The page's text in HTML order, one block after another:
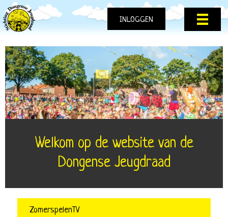
INLOGGEN
Welkom op de website van de
Dongense Jeugdraad
ZomerspelenTV